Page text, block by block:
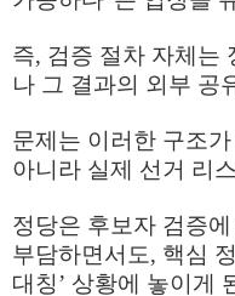
즉, 검증 절차 자체는
나 그 결과의 외부 공
문제는 이러한 구조
아니라 실제 선거 리
정당은 후보자 검증
부담하면서도, 핵심
대칭’ 상황에 놓이게